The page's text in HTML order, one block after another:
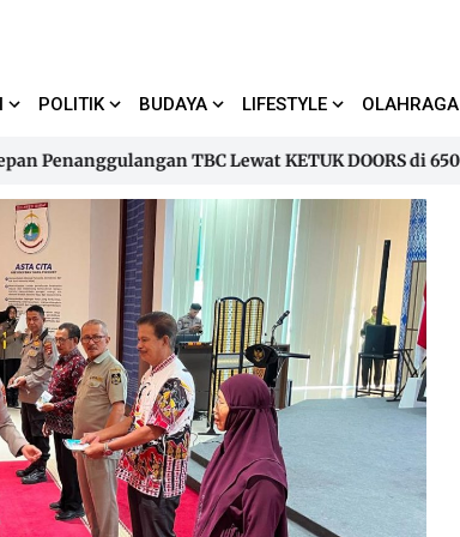
POLITIK BUDAYA LIFESTYLE OLAHRAGA
TBC Lewat KETUK DOORS di 650 Desa
TBC Lewat KETUK DOORS di 650 Desa